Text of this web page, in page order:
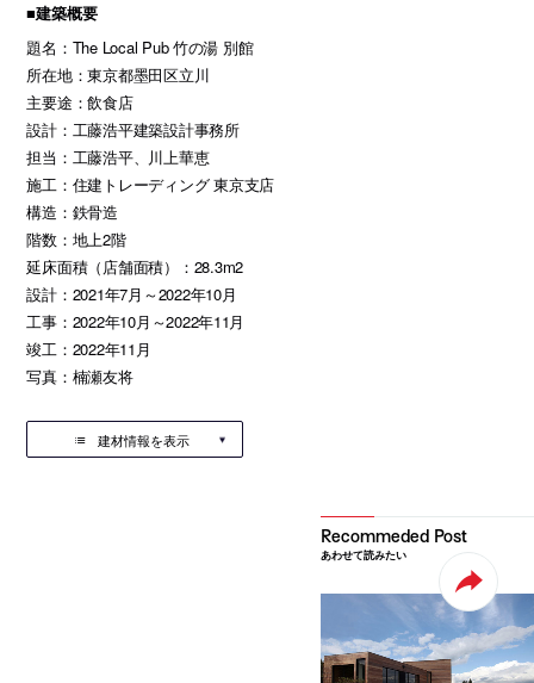
■建築概要
題名：The Local Pub 竹の湯 別館
所在地：東京都墨田区立川
主要途：飲食店
設計：工藤浩平建築設計事務所
担当：工藤浩平、川上華恵
施工：住建トレーディング 東京支店
構造：鉄骨造
階数：地上2階
延床面積（店舗面積）：28.3m2
設計：2021年7月～2022年10月
工事：2022年10月～2022年11月
竣工：2022年11月
写真：楠瀬友将
建材情報を表示
あわせて読みたい